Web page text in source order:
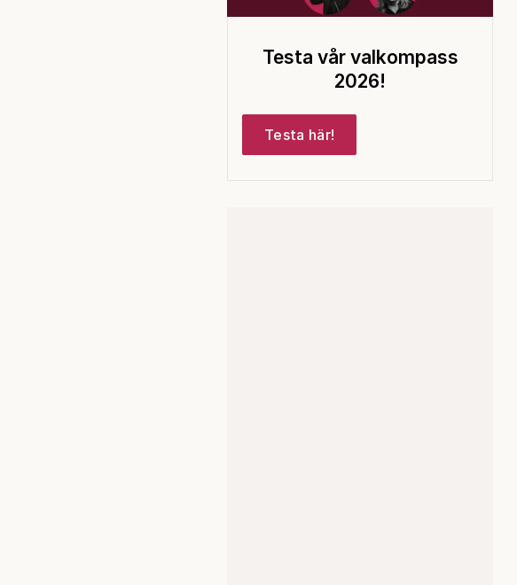
Testa vår valkompass
2026!
Testa här!